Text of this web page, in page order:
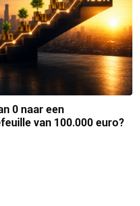
0 naar een
van 100.000 euro?